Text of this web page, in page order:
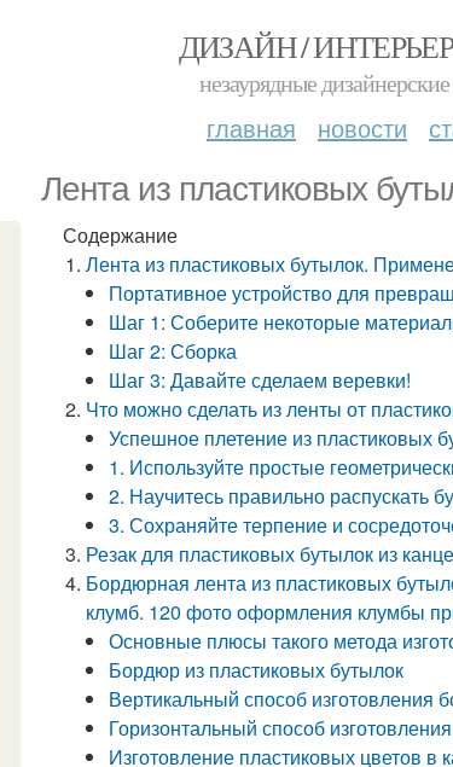
ДИЗАЙН /
незаурядные
главная новости
Лента из пластиковых
Содержание
Лента из пластиковых бутылок.
Портативное устройство для
Шаг 1: Соберите некоторые
Шаг 2: Сборка
Шаг 3: Давайте сделаем веревки!
Что можно сделать из ленты от
Успешное плетение из пластиковых
1. Используйте простые
2. Научитесь правильно распускать
3. Сохраняйте терпение и
Резак для пластиковых бутылок из
Бордюрная лента из пластиковых
клумб. 120 фото оформления клумбы
Основные плюсы такого метода
Бордюр из пластиковых бутылок
Вертикальный способ изготовления
Горизонтальный способ
Изготовление пластиковых цветов в